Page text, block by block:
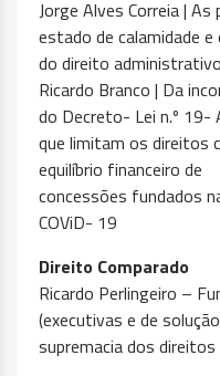
Jorge Alves Correia |
estado de calamidade
do direito
Ricardo Branco | Da
do Decreto- Lei n.º 19-
que limitam os direitos
equilíbrio financeiro de
concessões fundados
COViD- 19
Direito Comparado
Ricardo Perlingeiro –
(executivas e de
supremacia dos